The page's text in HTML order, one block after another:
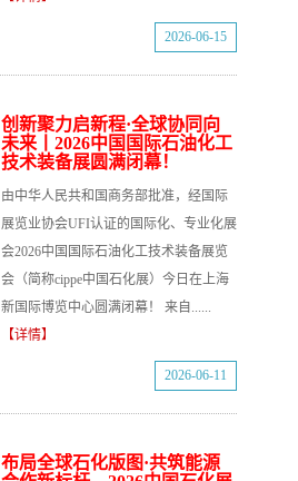
2026-06-15
创新聚力启新程·全球协同向
未来丨2026中国国际石油化工
技术装备展圆满闭幕！
由中华人民共和国商务部批准，经国际
展览业协会UFI认证的国际化、专业化展
会2026中国国际石油化工技术装备展览
会（简称cippe中国石化展）今日在上海
新国际博览中心圆满闭幕！ 来自......
【详情】
2026-06-11
布局全球石化版图·共筑能源